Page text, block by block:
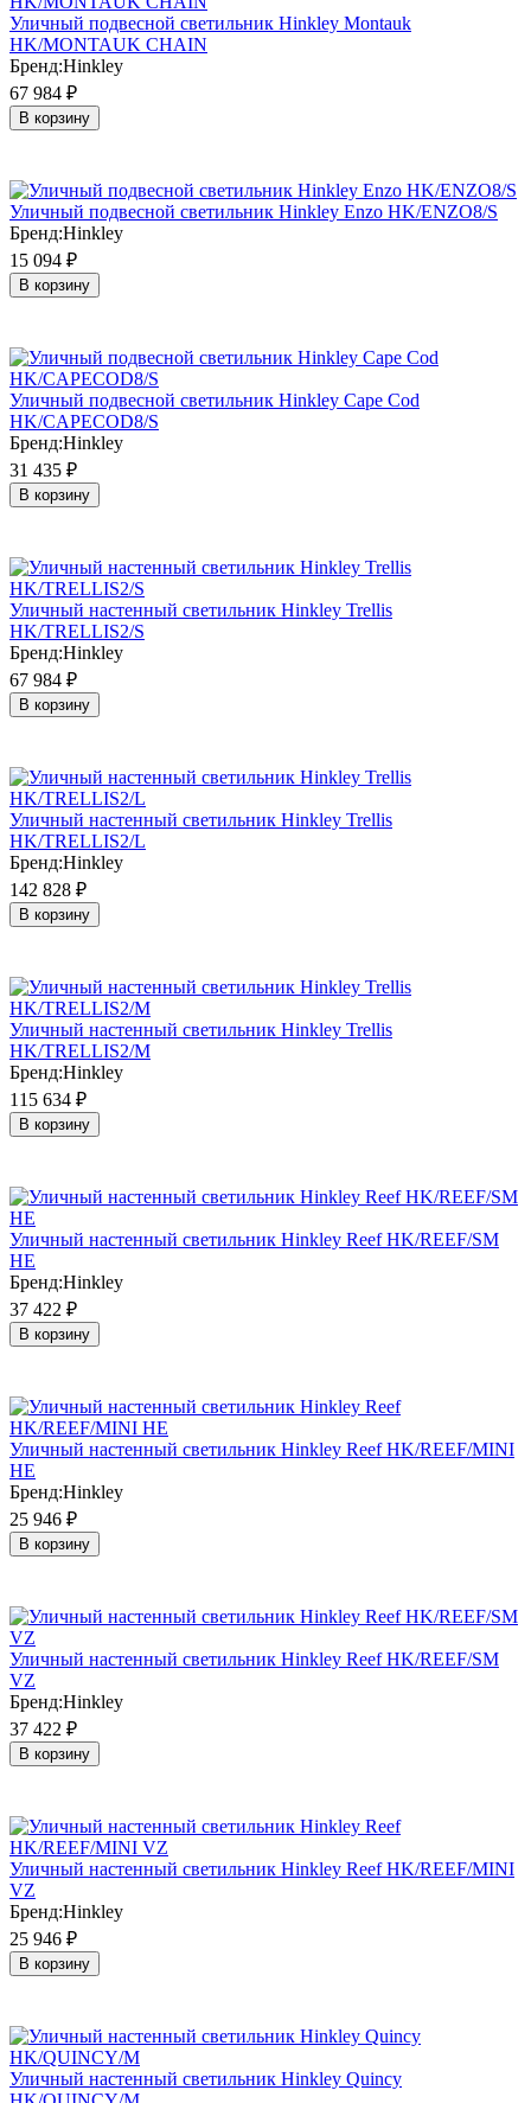
Уличный подвесной светильник Hinkley Montauk
HK/MONTAUK CHAIN
Бренд:Hinkley
67 984 ₽
В корзину
Уличный подвесной светильник Hinkley Enzo HK/ENZO8/S
Бренд:Hinkley
15 094 ₽
В корзину
Уличный подвесной светильник Hinkley Cape Cod
HK/CAPECOD8/S
Бренд:Hinkley
31 435 ₽
В корзину
Уличный настенный светильник Hinkley Trellis
HK/TRELLIS2/S
Бренд:Hinkley
67 984 ₽
В корзину
Уличный настенный светильник Hinkley Trellis
HK/TRELLIS2/L
Бренд:Hinkley
142 828 ₽
В корзину
Уличный настенный светильник Hinkley Trellis
HK/TRELLIS2/M
Бренд:Hinkley
115 634 ₽
В корзину
Уличный настенный светильник Hinkley Reef HK/REEF/SM
HE
Бренд:Hinkley
37 422 ₽
В корзину
Уличный настенный светильник Hinkley Reef HK/REEF/MINI
HE
Бренд:Hinkley
25 946 ₽
В корзину
Уличный настенный светильник Hinkley Reef HK/REEF/SM
VZ
Бренд:Hinkley
37 422 ₽
В корзину
Уличный настенный светильник Hinkley Reef HK/REEF/MINI
VZ
Бренд:Hinkley
25 946 ₽
В корзину
Уличный настенный светильник Hinkley Quincy